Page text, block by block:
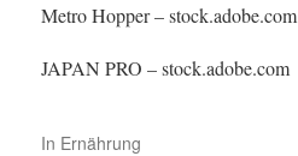
Metro Hopper– stock.adobe.com
JAPAN PRO – stock.adobe.com
In Ernährung